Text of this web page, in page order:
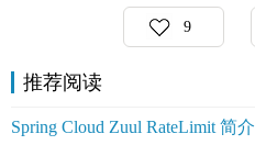
9
推荐阅读
Spring Cloud Zuul RateLimit 简介